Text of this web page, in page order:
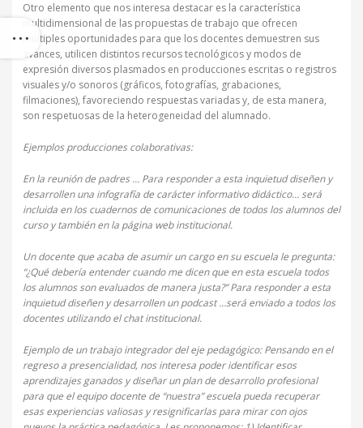
Otro elemento que nos interesa destacar es la característica
multidimensional de las propuestas de trabajo que ofrecen
múltiples oportunidades para que los docentes demuestren sus
avances, utilicen distintos recursos tecnológicos y modos de
expresión diversos plasmados en producciones escritas o registros
visuales y/o sonoros (gráficos, fotografías, grabaciones,
filmaciones), favoreciendo respuestas variadas y, de esta manera,
son respetuosas de la heterogeneidad del alumnado.
Ejemplos producciones colaborativas:
En la reunión de padres … Para responder a esta inquietud diseñen y
desarrollen una infografía de carácter informativo didáctico… será
incluida en los cuadernos de comunicaciones de todos los alumnos del
curso y también en la página web institucional.
Un docente que acaba de asumir un cargo en su escuela le pregunta:
“¿Qué debería entender cuando me dicen que en esta escuela todos
los alumnos son evaluados de manera justa?” Para responder a esta
inquietud diseñen y desarrollen un podcast …será enviado a todos los
docentes utilizando el chat institucional.
Ejemplo de un trabajo integrador del eje pedagógico: Pensando en el
regreso a presencialidad, nos interesa poder identificar esos
aprendizajes ganados y diseñar un plan de desarrollo profesional
para que el equipo docente de “nuestra” escuela pueda recuperar
esas experiencias valiosas y resignificarlas para mirar con ojos